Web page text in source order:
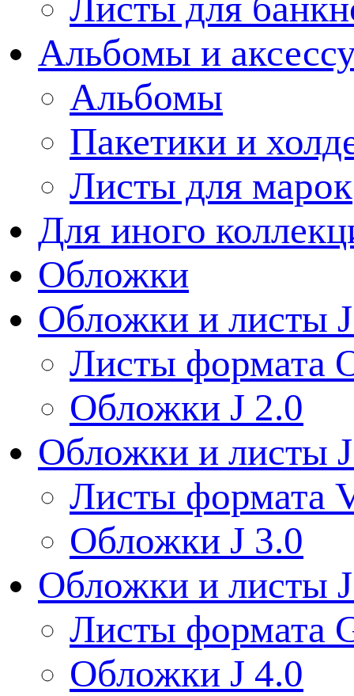
Альбомы и
Альбомы
Пакетики и
Листы для марок
Для иного
Обложки
Обложки и листы
Листы формата
Обложки J 2.0
Обложки и листы
Листы формата
Обложки J 3.0
Обложки и листы
Листы формата
Обложки J 4.0